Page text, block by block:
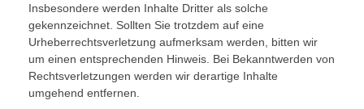
Insbesondere werden Inhalte Dritter als solche
gekennzeichnet. Sollten Sie trotzdem auf eine
Urheberrechtsverletzung aufmerksam werden, bitten wir
um einen entsprechenden Hinweis. Bei Bekanntwerden von
Rechtsverletzungen werden wir derartige Inhalte
umgehend entfernen.